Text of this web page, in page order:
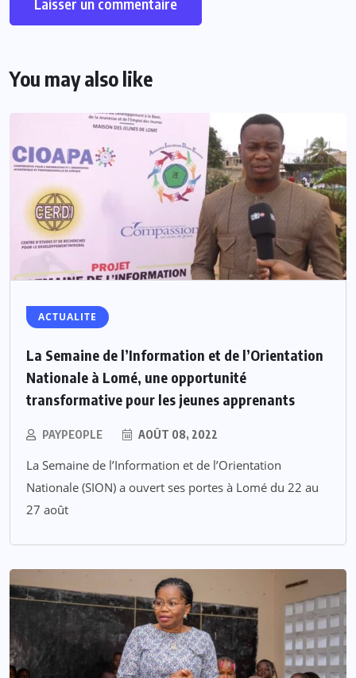
You may also like
ACTUALITE
La Semaine de l’Information et de l’Orientation
Nationale à Lomé, une opportunité
transformative pour les jeunes apprenants
PAYPEOPLE AOÛT 08, 2022
La Semaine de l’Information et de l’Orientation
Nationale (SION) a ouvert ses portes à Lomé du 22 au
27 août